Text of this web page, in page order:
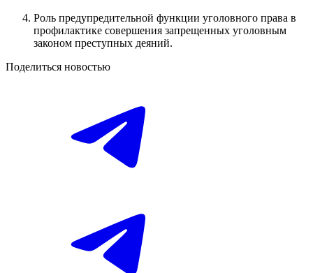
Роль предупредительной функции уголовного права в
профилактике совершения запрещенных уголовным
законом преступных деяний.
Поделиться новостью